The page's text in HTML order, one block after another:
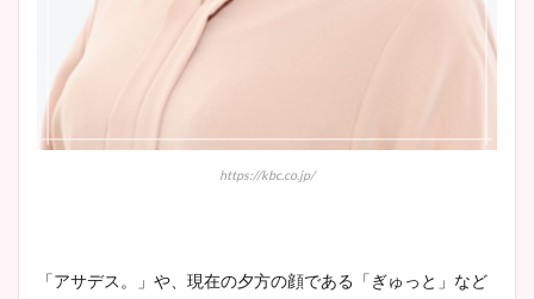
https://kbc.co.jp/
「アサデス。」や、現在の夕方の顔である「ぎゅっと」など